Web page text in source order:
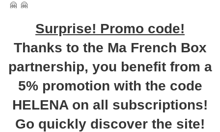
🤗 🤗
Surprise! Promo code!
Thanks to the Ma French Box
partnership, you benefit from a
5% promotion with the code
HELENA on all subscriptions!
Go quickly discover the site!